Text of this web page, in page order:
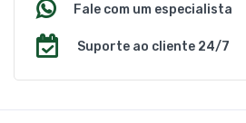
Fale com um especialista
Suporte ao cliente 24/7